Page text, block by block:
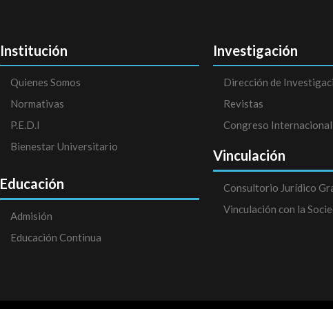
Institución
Quienes Somos
Normativas
P.E.D.I
Bienestar Universitario
Educación
Admisión
Educación Continua
Investigación
Dirección de
Revistas
Congreso Internacional
Vinculación
Consultorio Jurídico
Vinculación con la